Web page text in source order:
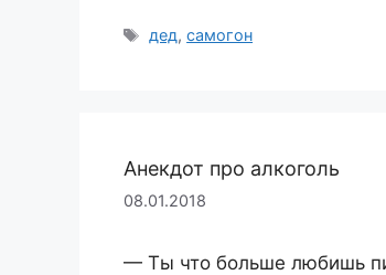
Метки
дед,самогон
Анекдот про алкоголь
08.01.2018
— Ты что больше любишь